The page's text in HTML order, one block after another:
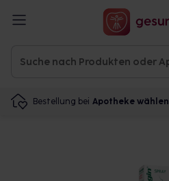
Bestellung bei Apotheke wählen